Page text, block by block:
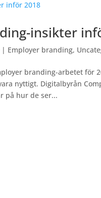
insikter
| Employer branding,
branding-arbetet för
nyttigt. Digitalbyrån
på hur de ser...